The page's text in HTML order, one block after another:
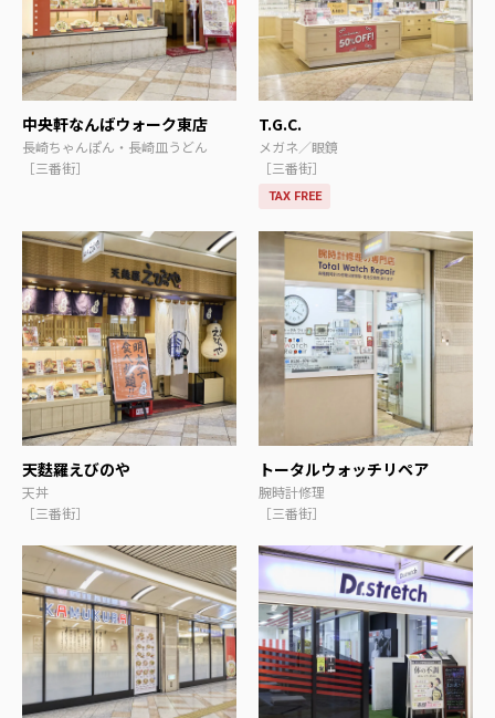
中央軒なんばウォーク東店
長崎ちゃんぽん・長崎皿うどん
［三番街］
T.G.C.
メガネ／眼鏡
［三番街］
TAX FREE
天麩羅えびのや
天丼
［三番街］
トータルウォッチリペア
腕時計修理
［三番街］